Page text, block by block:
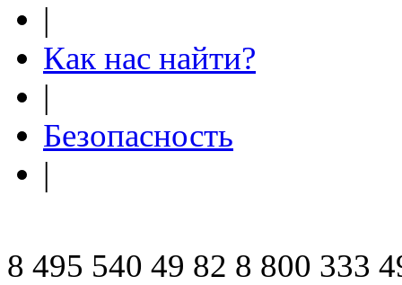
|
Как нас найти?
|
Безопасность
|
8 495 540 49 82 8 800 333